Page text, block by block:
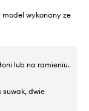
wykonany ze
lub na ramieniu.
suwak, dwie